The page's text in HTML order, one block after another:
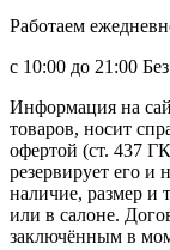
Работаем
с 10:00 до 21:00
Информация на
товаров, носит
офертой (ст. 437
резервирует его и
наличие, размер и
или в салоне.
заключённым в